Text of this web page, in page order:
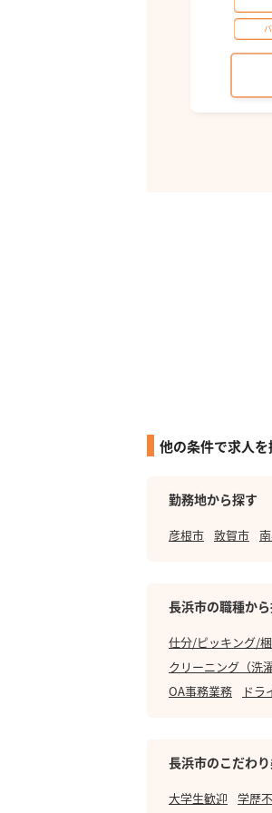
他の条件で求人を
勤務地から探す
彦根市 敦賀市
長浜市の職種か
仕分/ピッキング/
クリーニング（洗濯
OA事務業務
ドラ
長浜市のこだわ
大学生歓迎 学歴